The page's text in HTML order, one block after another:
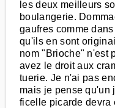
les deux meilleurs
boulangerie.
gaufres comme
qu'ils en sont
nom "Brioche" n'est
avez le droit aux
tuerie. Je n'ai pas
mais je pense qu'un
ficelle picarde devra